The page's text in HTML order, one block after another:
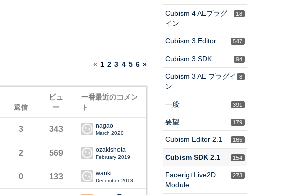
« 1 2 3 4 5 6 »
返信
ビュ
ー
一番最近のコメン
ト
3 343 nagao
March 2020
2 569 ozakishota
February 2019
0 133 wanki
December 2018
18
Cubism 4 AEプラグ
イン
547
Cubism 3 Editor
94
Cubism 3 SDK
8
Cubism 3 AE プラグイ
ン
391
一般
179
要望
165
Cubism Editor 2.1
154
Cubism SDK 2.1
273
Facerig+Live2D
Module